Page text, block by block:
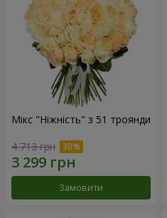
Мікс "Ніжність" з 51 троянди
4 713 грн
Замовити